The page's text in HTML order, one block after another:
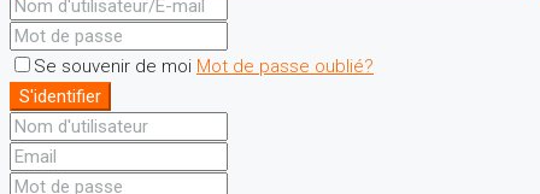
Se souvenir de moi Mot de passe oublié?
S'identifier